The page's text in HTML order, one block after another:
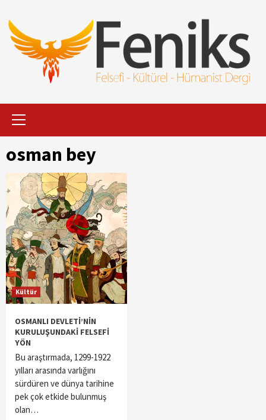
Geç
Primary
osman bey
Kültür
OSMANLI DEVLETİ’NİN
KURULUŞUNDAKİ FELSEFİ
YÖN
Bu araştırmada, 1299-1922
yılları arasında varlığını
sürdüren ve dünya tarihine
pek çok etkide bulunmuş
olan…